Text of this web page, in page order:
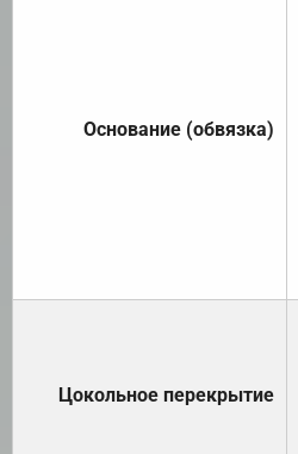
Основание (обвязка)
Цокольное перекрытие